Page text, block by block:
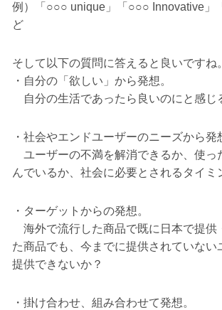
例）「○○○ unique」「○○○ Innovative」
ど
そして以下の質問に答えると良いですね。
・自分の「欲しい」から発想。
自分の生活であったら良いのにと感じ
・社会やエンドユーザーのニーズから発
ユーザーの不満を解消できるか、使っ
んでいるか、社会に必要とされるタイミ
・ターゲットからの発想。
海外で流行した商品で既に日本で提供
た商品でも、今までに提供されていない
提供できないか？
・掛け合わせ、組み合わせて発想。